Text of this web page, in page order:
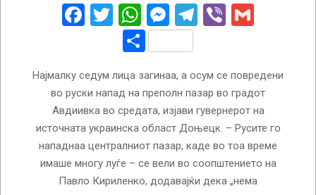
Facebook
Twitter
WhatsApp
Messenger
Telegram
Viber
Share
Најмалку седум лица загинаа, а осум се повредени
во руски напад на преполн пазар во градот
Авдиивка во средата, изјави гувернерот на
источната украинска област Доњецк. – Русите го
нападнаа централниот пазар, каде во тоа време
имаше многу луѓе – се вели во соопштението на
Павло Кириленко, додавајќи дека „нема